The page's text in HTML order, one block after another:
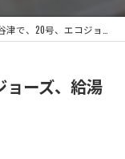
号、エコジョーズ、給湯器交換工事をしました。
ョーズ、給湯